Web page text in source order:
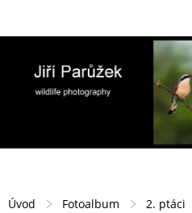
Úvod Fotoalbum 2. ptáci